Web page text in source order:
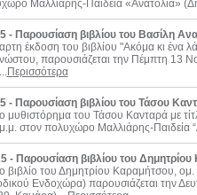
Μαλλιάρης-Παιδεία «Ανατόλια»
- Παρουσίαση βιβλίου του Βασίλη
έκδοση του βιβλίου "Ακόμα κι
παρουσιάζεται την Πέμπτη 13
Περισσότερα
- Παρουσίαση βιβλίου του Τάσου
μυθιστόρημα του Τάσου Κανταρά με
στον πολυχώρο Μαλλιάρης-Παιδεία
- Παρουσίαση βιβλίου του
βιβλίο του Δημητρίου Καραμήτσου, ομ.
Ενδοχώρα) παρουσιάζεται την